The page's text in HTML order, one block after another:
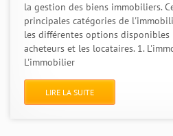
la gestion des biens immobiliers.
principales catégories de
les différentes options disponibles
acheteurs et les locataires. 1.
L'immobilier
LIRE LA SUITE